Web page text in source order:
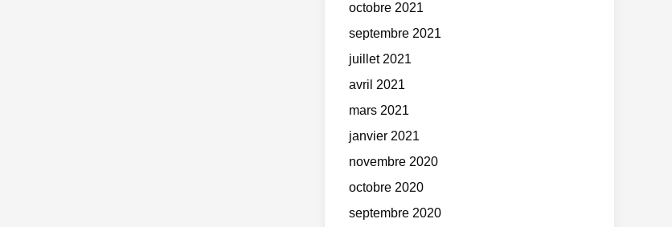
octobre 2021
septembre 2021
juillet 2021
avril 2021
mars 2021
janvier 2021
novembre 2020
octobre 2020
septembre 2020